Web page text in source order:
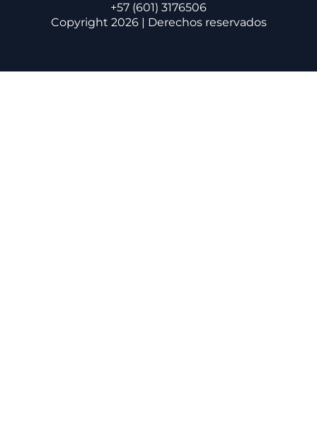
+57 (601) 3176506
Copyright 2026 | Derechos reservados